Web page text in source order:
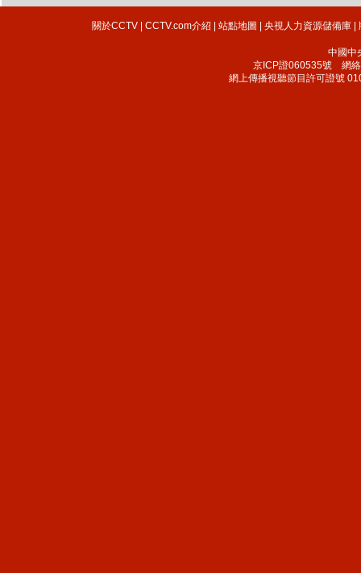
關於CCTV |CCTV.com介紹 |站點地圖 |央視人力資源儲備庫 |
中國中
京ICP證060535號 網絡
網上傳播視聽節目許可證號